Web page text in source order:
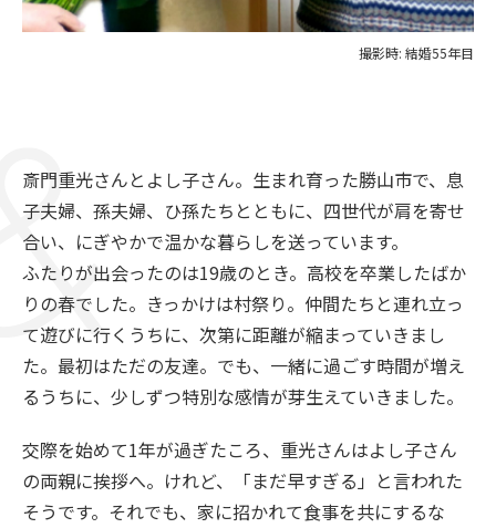
撮影時: 結婚55年目
斎門重光さんとよし子さん。生まれ育った勝山市で、息
子夫婦、孫夫婦、ひ孫たちとともに、四世代が肩を寄せ
合い、にぎやかで温かな暮らしを送っています。
ふたりが出会ったのは19歳のとき。高校を卒業したばか
りの春でした。きっかけは村祭り。仲間たちと連れ立っ
て遊びに行くうちに、次第に距離が縮まっていきまし
た。最初はただの友達。でも、一緒に過ごす時間が増え
るうちに、少しずつ特別な感情が芽生えていきました。
交際を始めて1年が過ぎたころ、重光さんはよし子さん
の両親に挨拶へ。けれど、「まだ早すぎる」と言われた
そうです。それでも、家に招かれて食事を共にするな